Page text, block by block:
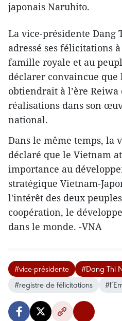
japonais Naruhito.
La vice-présidente Dang
adressé ses félicitations
famille royale et au
déclarer convaincue que
obtiendrait à l’ère Reiwa
réalisations dans son
national.
Dans le même temps, la
déclaré que le Vietnam
importance au
stratégique Vietnam-
l'intérêt des deux
coopération, le
dans le monde. -VNA
#vice-présidente #Dang Thi
#registre de félicitations